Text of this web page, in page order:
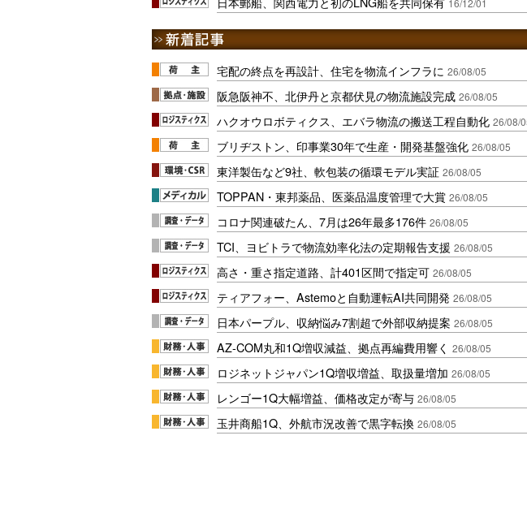
16/12/01
宅配の終点を再設計、住宅を物流インフラに 26/08/05
阪急阪神不、北伊丹と京都伏見の物流施設完成 26/08/05
ハクオウロボティクス、エバラ物流の搬送工程自動化 26/08/
ブリヂストン、印事業30年で生産・開発基盤強化 26/08/05
東洋製缶など9社、軟包装の循環モデル実証 26/08/05
TOPPAN・東邦薬品、医薬品温度管理で大賞 26/08/05
コロナ関連破たん、7月は26年最多176件 26/08/05
TCI、ヨビトラで物流効率化法の定期報告支援 26/08/05
高さ・重さ指定道路、計401区間で指定可 26/08/05
ティアフォー、Astemoと自動運転AI共同開発 26/08/05
日本パープル、収納悩み7割超で外部収納提案 26/08/05
AZ-COM丸和1Q増収減益、拠点再編費用響く 26/08/05
ロジネットジャパン1Q増収増益、取扱量増加 26/08/05
レンゴー1Q大幅増益、価格改定が寄与 26/08/05
玉井商船1Q、外航市況改善で黒字転換 26/08/05